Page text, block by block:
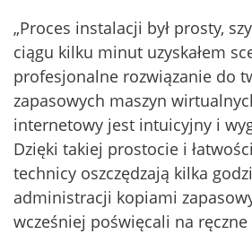
„Proces instalacji był prosty,
ciągu kilku minut uzyskałem
profesjonalne rozwiązanie do
zapasowych maszyn
internetowy jest intuicyjny i
Dzięki takiej prostocie i
technicy oszczędzają kilka
administracji kopiami
wcześniej poświęcali na